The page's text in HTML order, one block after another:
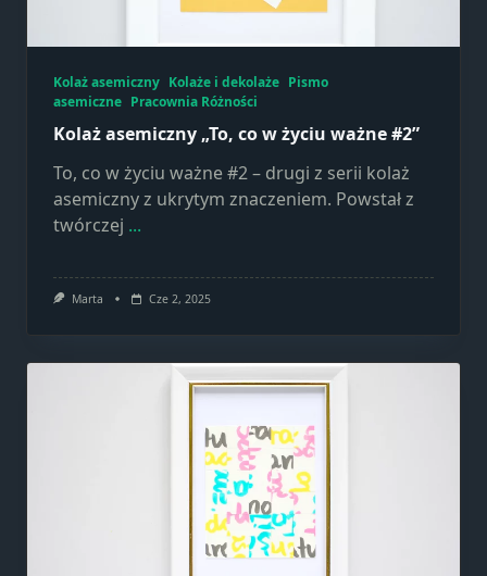
Kolaż asemiczny Kolaże i dekolaże Pismo
asemiczne Pracownia Różności
Kolaż asemiczny „To, co w życiu ważne #2”
To, co w życiu ważne #2 – drugi z serii kolaż
asemiczny z ukrytym znaczeniem. Powstał z
twórczej ...
Marta Cze 2, 2025